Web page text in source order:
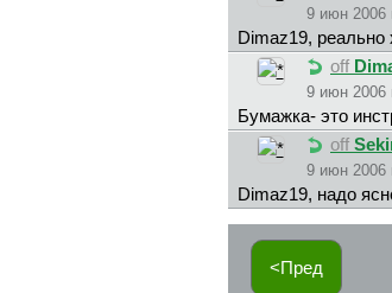
9 июн 2006
Dimaz19, реально
off
9 июн 2006
Бумажка- это
off
9 июн 2006
Dimaz19, надо
<Пред